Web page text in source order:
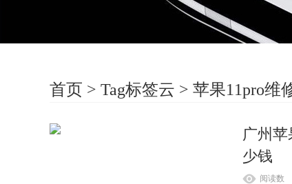
首页 > Tag标签云 > 苹果11pro维
广州苹
少钱
阅读数